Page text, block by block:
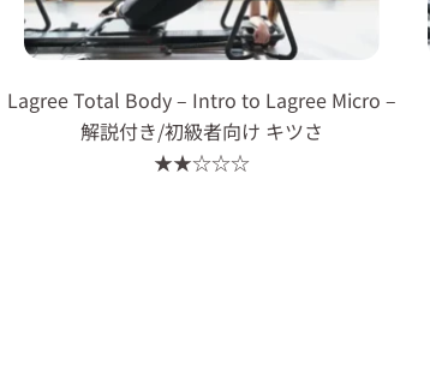
Lagree Total Body – Intro to Lagree Micro –
解説付き/初級者向け キツさ
★★☆☆☆